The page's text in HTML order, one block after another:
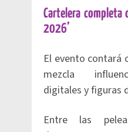
Cartelera completa
2026’
El evento contará
mezcla
digitales y figuras
Entre las